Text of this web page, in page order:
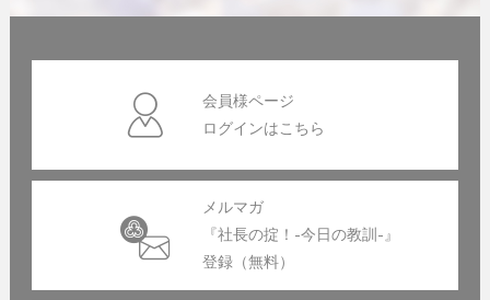
会員様ページ
ログインはこちら
メルマガ
『社長の掟！-今日の教訓-』
登録（無料）